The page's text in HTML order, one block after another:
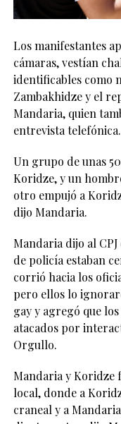
Los manifestantes
cámaras, vestían
identificables como
Zambakhidze y el
Mandaria, quien
entrevista telefónica.
Un grupo de unas
Koridze, y un
otro empujó a
dijo Mandaria.
Mandaria dijo al
de policía estaban
corrió hacia los
pero ellos lo
gay y agregó que
atacados por
Orgullo.
Mandaria y Koridze
local, donde a
craneal y a